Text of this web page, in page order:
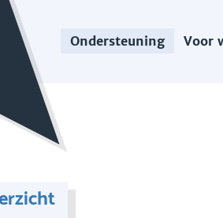
Ondersteuning Voor